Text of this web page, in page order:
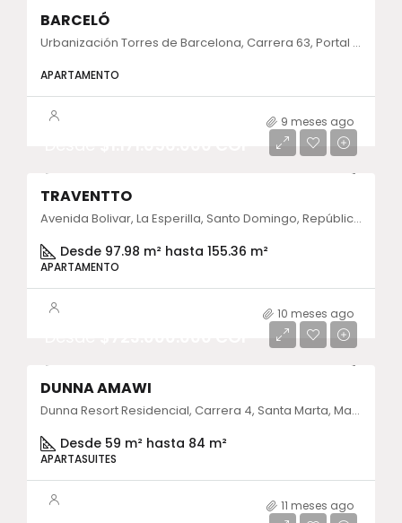
BARCELÓ
Urbanización Torres de Barcelona, Carrera 63, Portal de Ditaires, Itagüi, Antioquia, Colombia
APARTAMENTO
9 meses ago
TRAVENTTO
Avenida Bolivar, La Esperilla, Santo Domingo, República Dominicana
Desde 97.98 m² hasta 155.36 m²
APARTAMENTO
10 meses ago
DUNNA AMAWI
Dunna Resort Residencial, Carrera 4, Santa Marta, Magdalena, Colombia
Desde 59 m² hasta 84 m²
APARTASUITES
11 meses ago